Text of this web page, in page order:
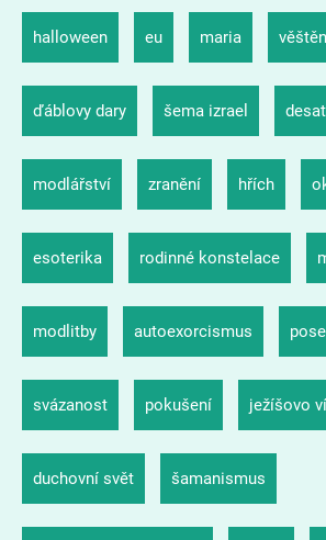
halloween eu maria
ďáblovy dary šema izrael
modlářství zranění hřích
esoterika rodinné konstelace
modlitby autoexorcismus
svázanost pokušení ježíšovo
duchovní svět šamanismus